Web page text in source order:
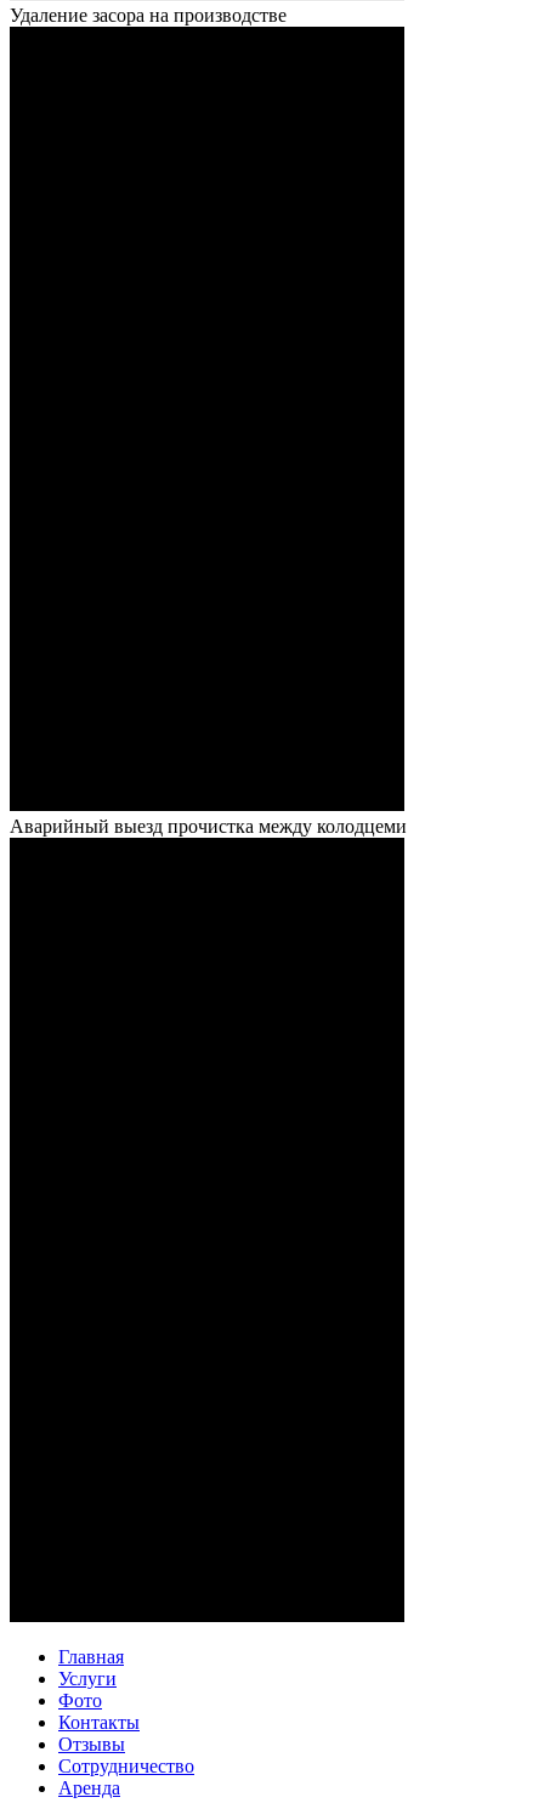
Удаление засора на производстве
Аварийный выезд прочистка между колодцеми
Главная
Услуги
Фото
Контакты
Отзывы
Сотрудничество
Аренда